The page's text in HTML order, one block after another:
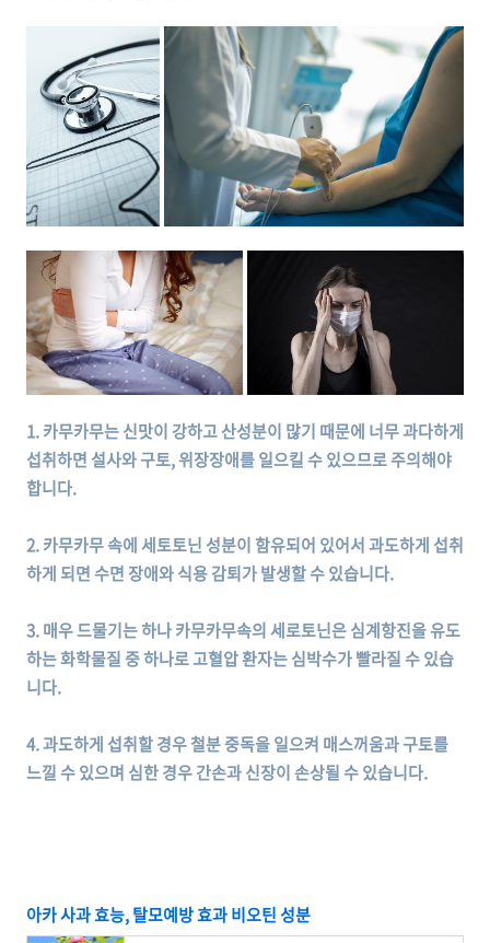
1. 카무카무는 신맛이 강하고 산성분이 많기 때문에 너무 과다하게
섭취하면 설사와 구토, 위장장애를 일으킬 수 있으므로 주의해야
합니다.
2. 카무카무 속에 세토토닌 성분이 함유되어 있어서 과도하게 섭취
하게 되면 수면 장애와 식용 감퇴가 발생할 수 있습니다.
3. 매우 드물기는 하나 카무카무속의 세로토닌은 심계항진을 유도
하는 화학물질 중 하나로 고혈압 환자는 심박수가 빨라질 수 있습
니다.
4. 과도하게 섭취할 경우 철분 중독을 일으켜 매스꺼움과 구토를
느낄 수 있으며 심한 경우 간손과 신장이 손상될 수 있습니다.
아카 사과 효능, 탈모예방 효과 비오틴 성분